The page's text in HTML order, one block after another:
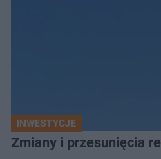
INWESTYCJE
Zmiany i przesunięcia